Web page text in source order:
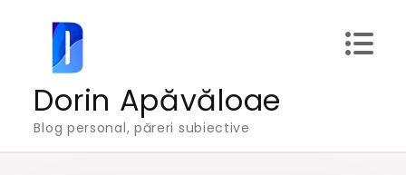
content
Dorin Apăvăloae
Blog personal, păreri subiective